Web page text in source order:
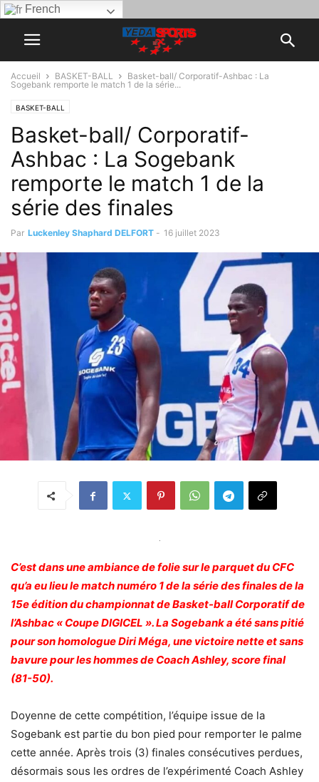
French
Accueil BASKET-BALL
Basket-ball/ Corporatif-Ashbac : La
Sogebank remporte le match 1 de la série...
BASKET-BALL
Basket-ball/ Corporatif-
Ashbac : La Sogebank
remporte le match 1 de la
série des finales
Par Luckenley Shaphard DELFORT - 16 juillet 2023
.
C’est dans une ambiance de folie sur le parquet du CFC
qu’a eu lieu le match numéro 1 de la série des finales de la
15e édition du championnat de Basket-ball Corporatif de
l’Ashbac « Coupe DIGICEL ». La Sogebank a été sans pitié
pour son homologue Diri Méga, une victoire nette et sans
bavure pour les hommes de Coach Ashley, score final
(81-50).
Doyenne de cette compétition, l’équipe issue de la
Sogebank est partie du bon pied pour remporter le palme
cette année. Après trois (3) finales consécutives perdues,
désormais sous les ordres de l’expérimenté Coach Ashley